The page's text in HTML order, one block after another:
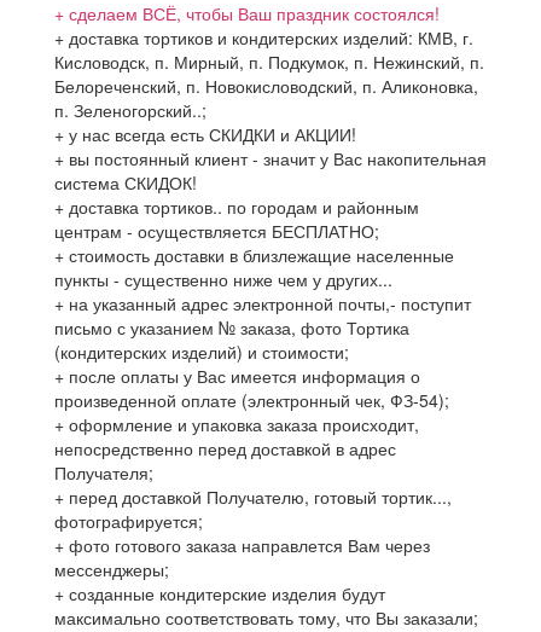
+ сделаем ВСЁ, чтобы Ваш праздник состоялся!
+ доставка тортиков и кондитерских изделий: КМВ, г.
Кисловодск, п. Мирный, п. Подкумок, п. Нежинский, п.
Белореченский, п. Новокисловодский, п. Аликоновка,
п. Зеленогорский..;
+ у нас всегда есть СКИДКИ и АКЦИИ!
+ вы постоянный клиент - значит у Вас накопительная
система СКИДОК!
+ доставка тортиков.. по городам и районным
центрам - осуществляется БЕСПЛАТНО;
+ стоимость доставки в близлежащие населенные
пункты - существенно ниже чем у других...
+ на указанный адрес электронной почты,- поступит
письмо с указанием № заказа, фото Тортика
(кондитерских изделий) и стоимости;
+ после оплаты у Вас имеется информация о
произведенной оплате (электронный чек, ФЗ-54);
+ оформление и упаковка заказа происходит,
непосредственно перед доставкой в адрес
Получателя;
+ перед доставкой Получателю, готовый тортик...,
фотографируется;
+ фото готового заказа направлется Вам через
мессенджеры;
+ созданные кондитерские изделия будут
максимально соответствовать тому, что Вы заказали;